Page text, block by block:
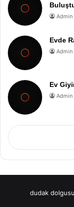
Admin
Evde
Admin
Ev
Admin
dudak dolgusu